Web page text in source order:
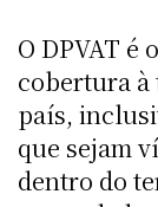
O DPVAT é
cobertura à
país,
que sejam
dentro do